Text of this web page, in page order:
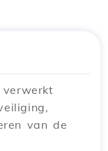
en andere
verboden
van de